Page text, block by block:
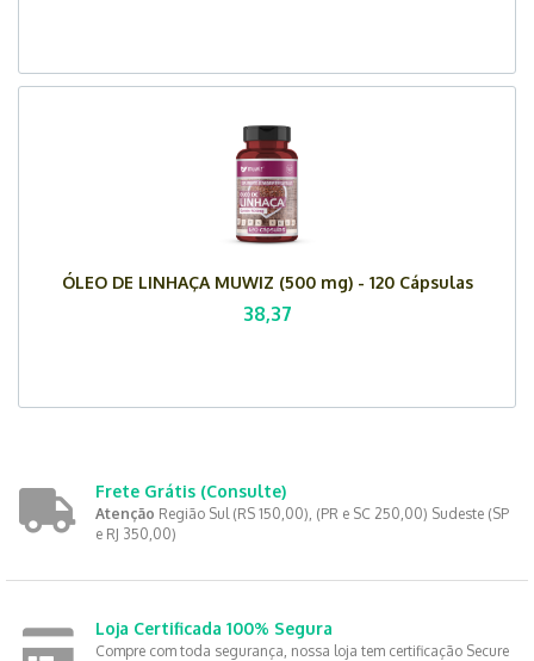
ÓLEO DE LINHAÇA MUWIZ (500 mg) - 120 Cápsulas
38,37
Frete Grátis (Consulte)
Atenção Região Sul (RS 150,00), (PR e SC 250,00) Sudeste (SP
e RJ 350,00)
Loja Certificada 100% Segura
Compre com toda segurança, nossa loja tem certificação Secure